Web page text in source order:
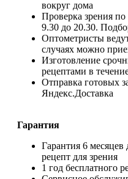
вокруг дома
Проверка зрения
9.30 до 20.30.
Оптометристы
случаях можно
Изготовление
рецептами в
Отправка готовых
Яндекс.Доставка
Гарантия
Гарантия 6 месяцев
рецепт для зрения
1 год бесплатного